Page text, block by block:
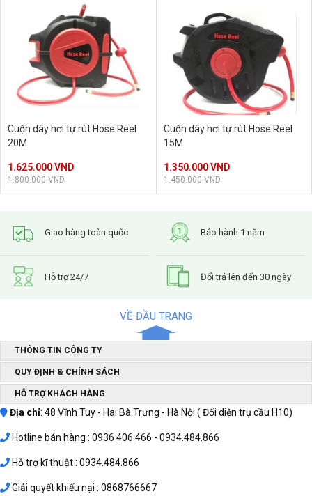
Cuộn dây hơi tự rút Hose Reel
20M
1.625.000 VND
1.800.000 VND
Cuộn dây hơi tự rút Hose Reel
15M
1.350.000 VND
1.450.000 VND
Giao hàng toàn quốc Bảo hành 1 năm
Hỗ trợ 24/7 Đổi trả lên đến 30 ngày
VỀ ĐẦU TRANG
THÔNG TIN CÔNG TY
QUY ĐỊNH & CHÍNH SÁCH
HỖ TRỢ KHÁCH HÀNG
Địa chỉ: 48 Vĩnh Tuy - Hai Bà Trưng - Hà Nội ( Đối diện trụ cầu H10)
Hotline bán hàng : 0936 406 466 - 0934.484.866
Hỗ trợ kĩ thuật : 0934.484.866
Giải quyết khiếu nại : 0868766667